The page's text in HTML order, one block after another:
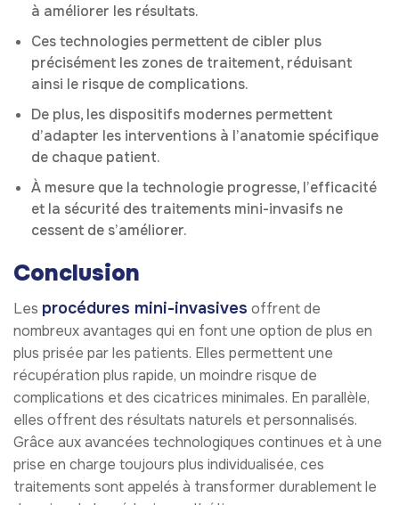
à améliorer les résultats.
Ces technologies permettent de cibler plus
précisément les zones de traitement, réduisant
ainsi le risque de complications.
De plus, les dispositifs modernes permettent
d’adapter les interventions à l’anatomie spécifique
de chaque patient.
À mesure que la technologie progresse, l’efficacité
et la sécurité des traitements mini-invasifs ne
cessent de s’améliorer.
Conclusion
Les procédures mini-invasives offrent de
nombreux avantages qui en font une option de plus en
plus prisée par les patients. Elles permettent une
récupération plus rapide, un moindre risque de
complications et des cicatrices minimales. En parallèle,
elles offrent des résultats naturels et personnalisés.
Grâce aux avancées technologiques continues et à une
prise en charge toujours plus individualisée, ces
traitements sont appelés à transformer durablement le